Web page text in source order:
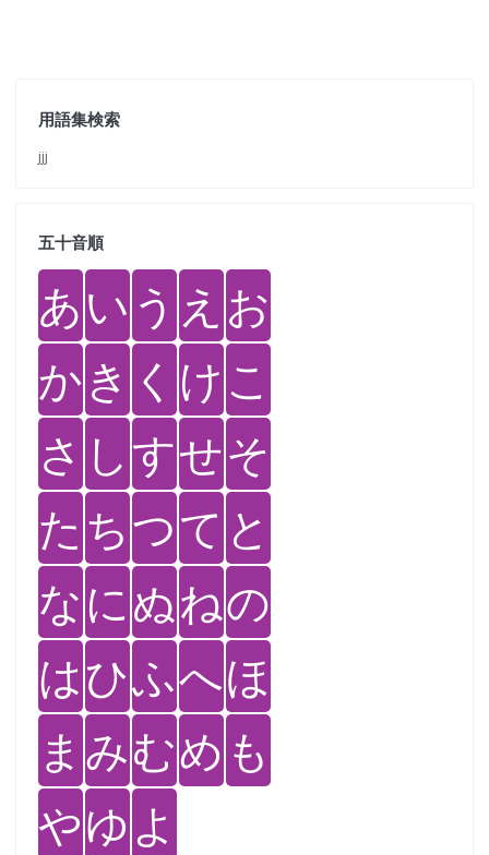
用語集検索
jjj
五十音順
あい う え お
かき く けこ
さ しすせそ
た ちつて と
なにぬねの
はひふへほ
ま みむめ も
やゆ よ